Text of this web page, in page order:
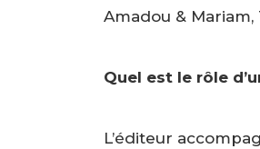
Amadou &
Quel est le rôle
L’éditeur